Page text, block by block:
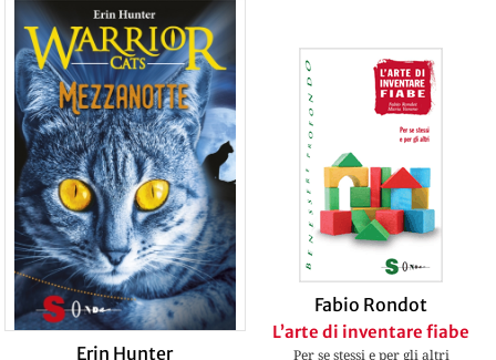
Erin Hunter
Fabio Rondot
L’arte di inventare fiabe
Per se stessi e per gli altri